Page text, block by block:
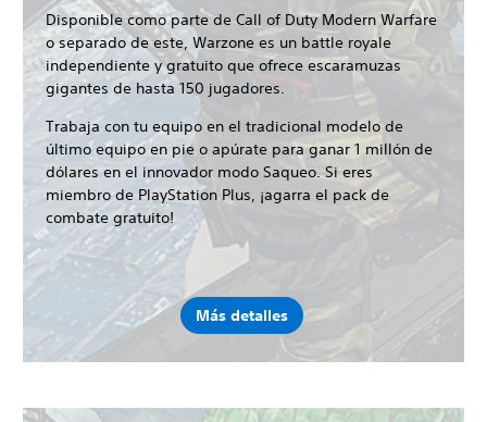
Disponible como parte de Call of Duty Modern Warfare
o separado de este, Warzone es un battle royale
independiente y gratuito que ofrece escaramuzas
gigantes de hasta 150 jugadores.
Trabaja con tu equipo en el tradicional modelo de
último equipo en pie o apúrate para ganar 1 millón de
dólares en el innovador modo Saqueo. Si eres
miembro de PlayStation Plus, ¡agarra el pack de
combate gratuito!
Más detalles